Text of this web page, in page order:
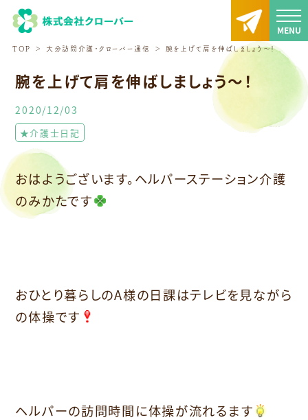
TOP 大分訪問介護・クローバー通信 腕を上げて肩を伸ばしましょう～！
腕を上げて肩を伸ばしましょう～！
2020/12/03
★介護士日記
おはようございます。ヘルパーステーション介護
のみかたです
おひとり暮らしのA様の日課はテレビを見ながら
の体操です
ヘルパーの訪問時間に体操が流れるます